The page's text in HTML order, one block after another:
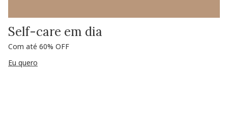
Self-care em dia
Com até 60% OFF
Eu quero